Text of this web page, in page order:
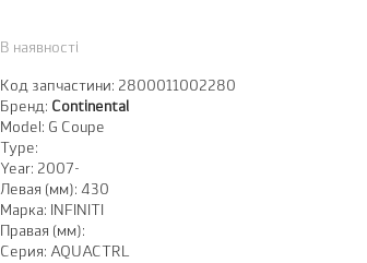
В наявності
Код запчастини: 2800011002280
Бренд: Continental
Model: G Coupe
Type:
Year: 2007-
Левая (мм): 430
Марка:
INFINITI
Правая (мм):
Серия: AQUACTRL